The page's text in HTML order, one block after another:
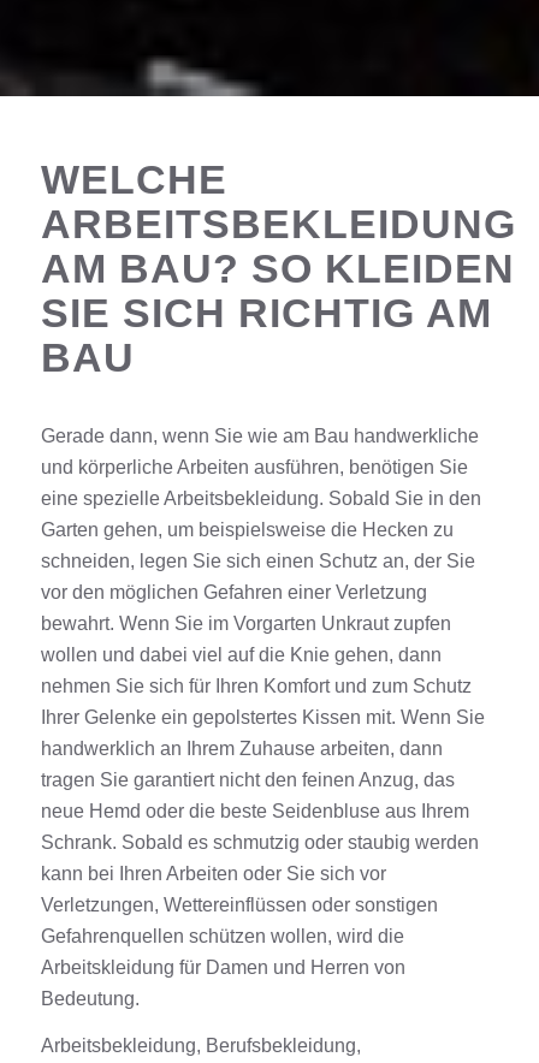
WELCHE
ARBEITSBEKLEIDUNG
AM BAU? SO KLEIDEN
SIE SICH RICHTIG AM
BAU
Gerade dann, wenn Sie wie am Bau handwerkliche
und körperliche Arbeiten ausführen, benötigen Sie
eine spezielleArbeitsbekleidung. Sobald Sie in den
Garten gehen, um beispielsweise die Hecken zu
schneiden, legen Sie sich einen Schutz an, der Sie
vor den möglichen Gefahren einer Verletzung
bewahrt. Wenn Sie im Vorgarten Unkraut zupfen
wollen und dabei viel auf die Knie gehen, dann
nehmen Sie sich für Ihren Komfort und zum Schutz
Ihrer Gelenke ein gepolstertes Kissen mit. Wenn Sie
handwerklich an Ihrem Zuhause arbeiten, dann
tragen Sie garantiert nicht den feinen Anzug, das
neue Hemd oder die beste Seidenbluse aus Ihrem
Schrank. Sobald es schmutzig oder staubig werden
kann bei Ihren Arbeiten oder Sie sich vor
Verletzungen, Wettereinflüssen oder sonstigen
Gefahrenquellen schützen wollen, wird die
Arbeitskleidung für Damen und Herren von
Bedeutung.
Arbeitsbekleidung, Berufsbekleidung,